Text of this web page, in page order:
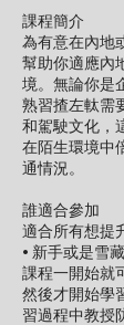
課程簡介
為有意在內地
幫助你適應內
境。無論你是
熟習揸左軚需
和駕駛文化，
在陌生環境中
通情況。
誰適合參加
適合所有想提
• 新手或是雪藏
課程一開始就
然後才開始學
習過程中教授